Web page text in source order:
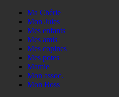
Ma Chérie
Mon Jules
Mes enfants
Mes amis
Mes copines
Mes potes
Mamie
Mon assoc.
Mon Boss